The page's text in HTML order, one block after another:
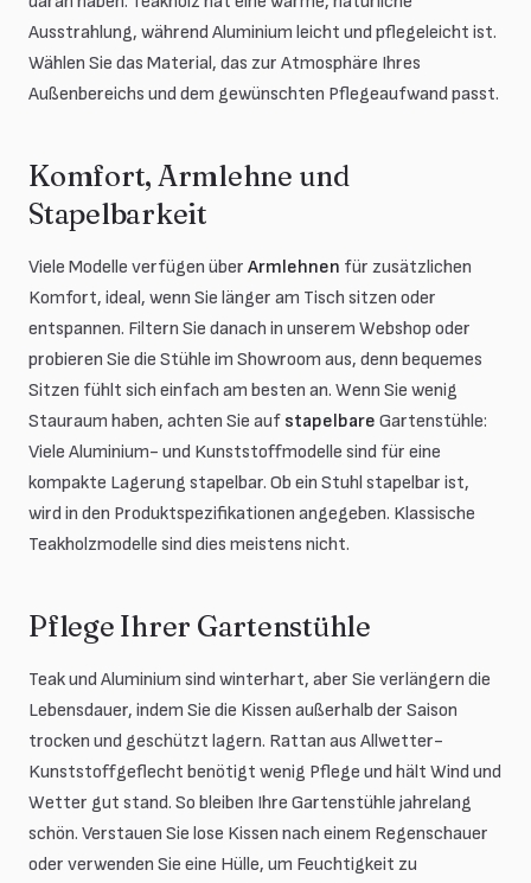
Ausstrahlung, während Aluminium leicht und pflegeleicht ist.
Wählen Sie das Material, das zur Atmosphäre Ihres
Außenbereichs und dem gewünschten Pflegeaufwand passt.
Komfort, Armlehne und
Stapelbarkeit
Viele Modelle verfügen über Armlehnen für zusätzlichen
Komfort, ideal, wenn Sie länger am Tisch sitzen oder
entspannen. Filtern Sie danach in unserem Webshop oder
probieren Sie die Stühle im Showroom aus, denn bequemes
Sitzen fühlt sich einfach am besten an. Wenn Sie wenig
Stauraum haben, achten Sie auf stapelbare Gartenstühle:
Viele Aluminium- und Kunststoffmodelle sind für eine
kompakte Lagerung stapelbar. Ob ein Stuhl stapelbar ist,
wird in den Produktspezifikationen angegeben. Klassische
Teakholzmodelle sind dies meistens nicht.
Pflege Ihrer Gartenstühle
Teak und Aluminium sind winterhart, aber Sie verlängern die
Lebensdauer, indem Sie die Kissen außerhalb der Saison
trocken und geschützt lagern. Rattan aus Allwetter-
Kunststoffgeflecht benötigt wenig Pflege und hält Wind und
Wetter gut stand. So bleiben Ihre Gartenstühle jahrelang
schön. Verstauen Sie lose Kissen nach einem Regenschauer
oder verwenden Sie eine Hülle, um Feuchtigkeit zu